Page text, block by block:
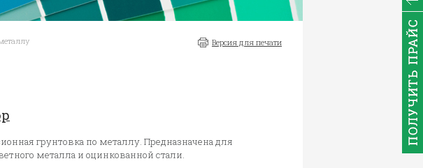
Версия для печати
грунтовка по металлу. Предназначена для
металла и оцинкованной стали.